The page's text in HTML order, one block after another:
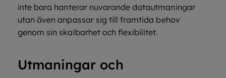
inte bara hanterar nuvarande datautmaningar
utan även anpassar sig till framtida behov
genom sin skalbarhet och flexibilitet.
Utmaningar och